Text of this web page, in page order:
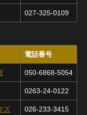
027-325-0109
電話番号
050-6868-5054
0263-24-0122
ズ 026-233-3415